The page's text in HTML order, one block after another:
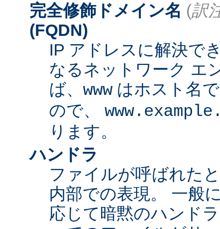
完全修飾ドメイン名 (訳
(FQDN)
IP アドレスに解決で
なるネットワーク エ
ば、 www はホスト名
ので、
ります。
ハンドラ
ファイルが呼ばれた
内部での表現。 一般
応じて暗黙のハンド